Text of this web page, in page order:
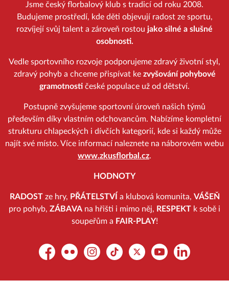
Jsme český florbalový klub s tradicí od roku 2008.
Budujeme prostředí, kde děti objevují radost ze sportu,
rozvíjejí svůj talent a zároveň rostou jako silné a slušné
osobnosti.
Vedle sportovního rozvoje podporujeme zdravý životní styl,
zdravý pohyb a chceme přispívat kezvyšování pohybové
gramotnosti české populace už od dětství.
Postupně zvyšujeme sportovní úroveň našich týmů
především díky vlastním odchovancům. Nabízíme kompletní
strukturu chlapeckých i dívčích kategorií, kde si každý může
najít své místo. Více informací naleznete na náborovém webu
www.zkusflorbal.cz.
HODNOTY
RADOSTze hry, PŘÁTELSTVÍ a klubová komunita, VÁŠEŇ
pro pohyb, ZÁBAVA na hřišti i mimo něj, RESPEKT k sobě i
soupeřům a FAIR-PLAY!
FacebookFlickr Instagram
TikTok Platform X
YouTubeLinkedIn